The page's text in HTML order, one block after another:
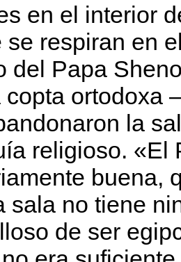
en el interior
se respiran en
del Papa
ortodoxa
la
religioso. «El
buena,
sala no tiene
de ser